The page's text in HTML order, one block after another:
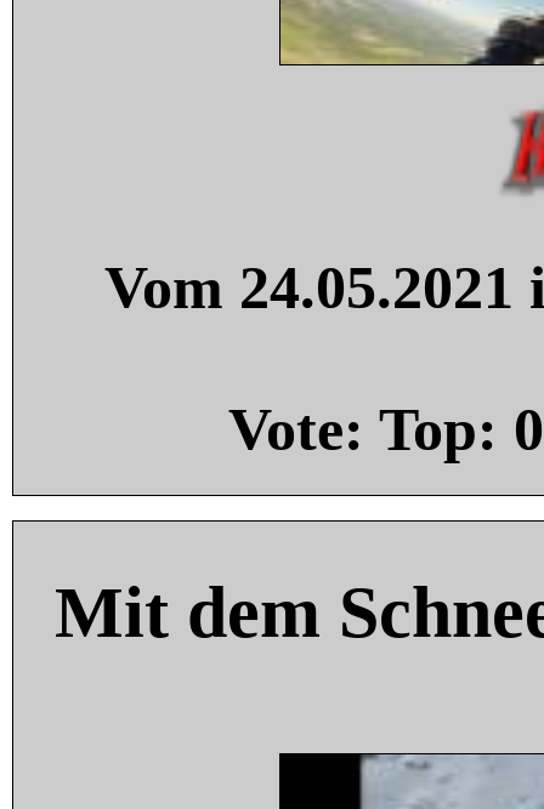
Vom
Vote: Top: 0
Mit dem